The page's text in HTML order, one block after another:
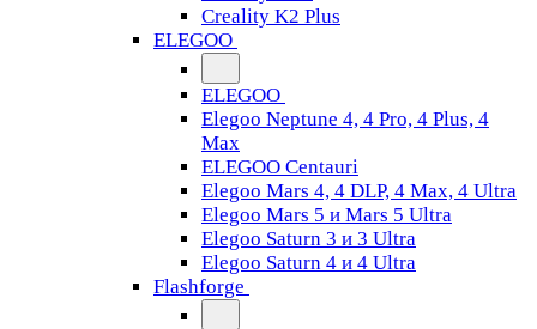
Creality K2 Plus
ELEGOO
ELEGOO
Elegoo Neptune 4, 4 Pro, 4 Plus, 4
Max
ELEGOO Centauri
Elegoo Mars 4, 4 DLP, 4 Max, 4 Ultra
Elegoo Mars 5 и Mars 5 Ultra
Elegoo Saturn 3 и 3 Ultra
Elegoo Saturn 4 и 4 Ultra
Flashforge